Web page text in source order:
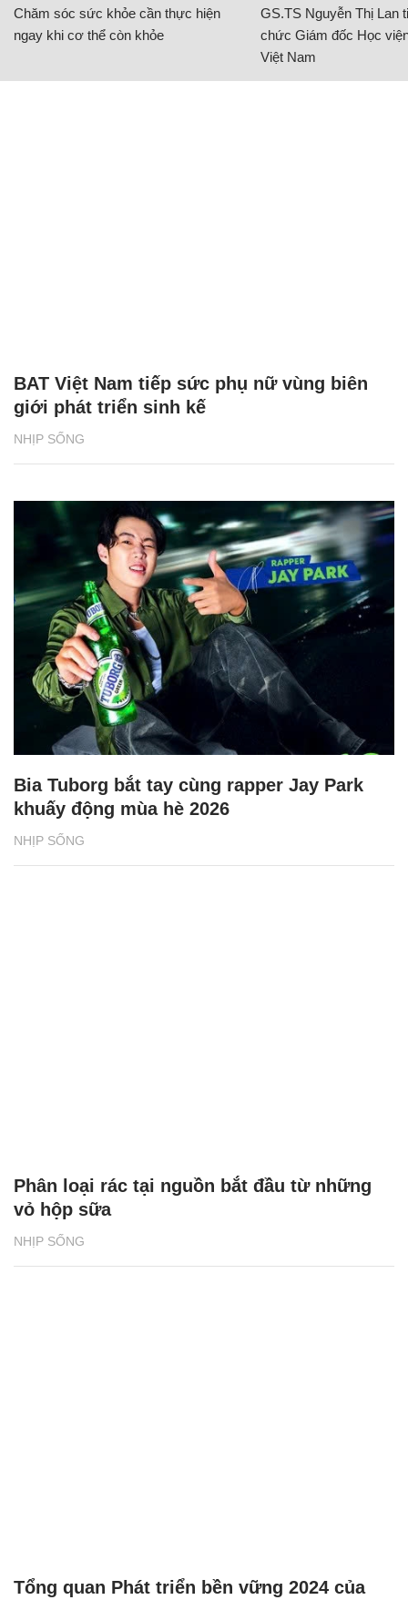
Chăm sóc sức khỏe cần thực hiện
ngay khi cơ thể còn khỏe
GS.TS Nguyễn Thị Lan
chức Giám đốc Học
Việt Nam
NHỊP SỐNG
BAT Việt Nam tiếp sức phụ nữ vùng biên
giới phát triển sinh kế
NHỊP SỐNG
Bia Tuborg bắt tay cùng rapper Jay Park
khuấy động mùa hè 2026
NHỊP SỐNG
Phân loại rác tại nguồn bắt đầu từ những
vỏ hộp sữa
Tổng quan Phát triển bền vững 2024 của